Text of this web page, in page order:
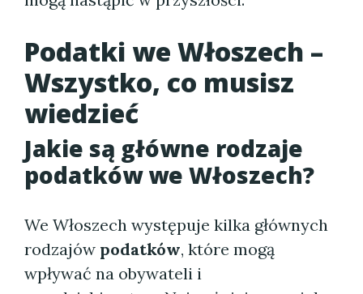
Podatki we Włoszech –
Wszystko, co musisz
wiedzieć
Jakie są główne rodzaje
podatków we Włoszech?
We Włoszech występuje kilka głównych
rodzajów podatków, które mogą
wpływać na obywateli i